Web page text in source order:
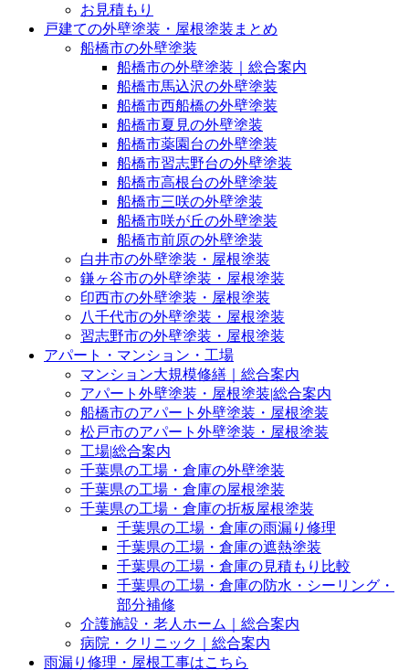
お見積もり
戸建ての外壁塗装・屋根塗装まとめ
船橋市の外壁塗装
船橋市の外壁塗装｜総合案内
船橋市馬込沢の外壁塗装
船橋市西船橋の外壁塗装
船橋市夏見の外壁塗装
船橋市薬園台の外壁塗装
船橋市習志野台の外壁塗装
船橋市高根台の外壁塗装
船橋市三咲の外壁塗装
船橋市咲が丘の外壁塗装
船橋市前原の外壁塗装
白井市の外壁塗装・屋根塗装
鎌ヶ谷市の外壁塗装・屋根塗装
印西市の外壁塗装・屋根塗装
八千代市の外壁塗装・屋根塗装
習志野市の外壁塗装・屋根塗装
アパート・マンション・工場
マンション大規模修繕｜総合案内
アパート外壁塗装・屋根塗装|総合案内
船橋市のアパート外壁塗装・屋根塗装
松戸市のアパート外壁塗装・屋根塗装
工場|総合案内
千葉県の工場・倉庫の外壁塗装
千葉県の工場・倉庫の屋根塗装
千葉県の工場・倉庫の折板屋根塗装
千葉県の工場・倉庫の雨漏り修理
千葉県の工場・倉庫の遮熱塗装
千葉県の工場・倉庫の見積もり比較
千葉県の工場・倉庫の防水・シーリング・
部分補修
介護施設・老人ホーム｜総合案内
病院・クリニック｜総合案内
雨漏り修理・屋根工事はこちら